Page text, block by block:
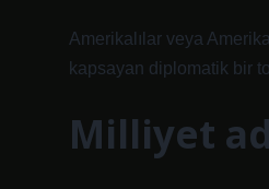
Amerikalılar veya
kapsayan diplomatik bir
Milliyet